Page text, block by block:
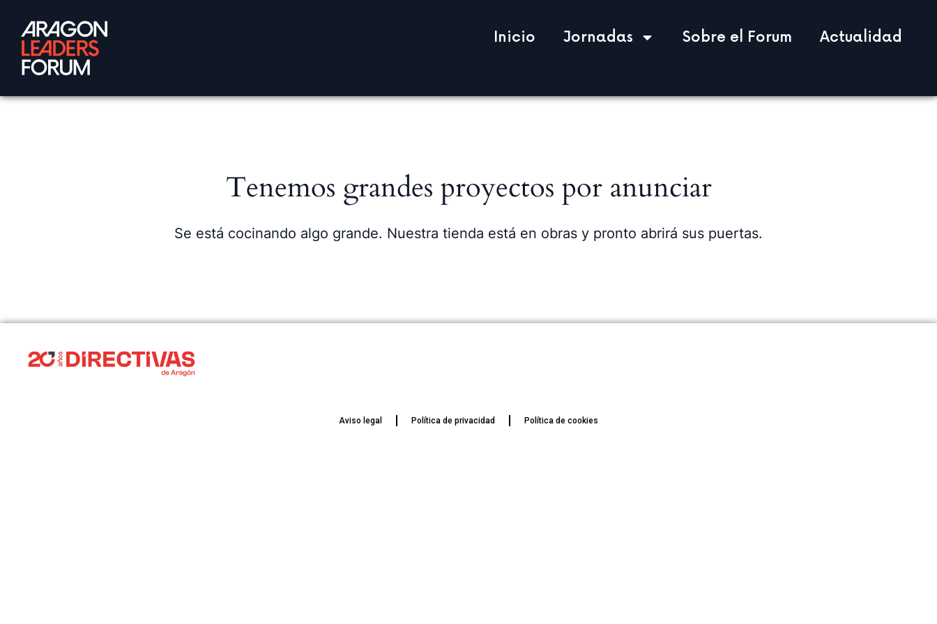
Inicio Jornadas Sobre el Forum Actualidad
Tenemos grandes proyectos por anunciar
Se está cocinando algo grande. Nuestra tienda está en obras y pronto abrirá sus puertas.
Aviso legal Política de privacidad Política de cookies